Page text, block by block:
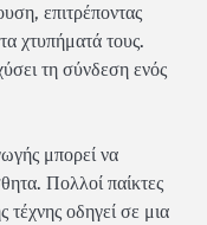
επιτρέποντας
χτυπήματά τους.
τη σύνδεση ενός
μπορεί να
Πολλοί παίκτες
τέχνης οδηγεί σε μια